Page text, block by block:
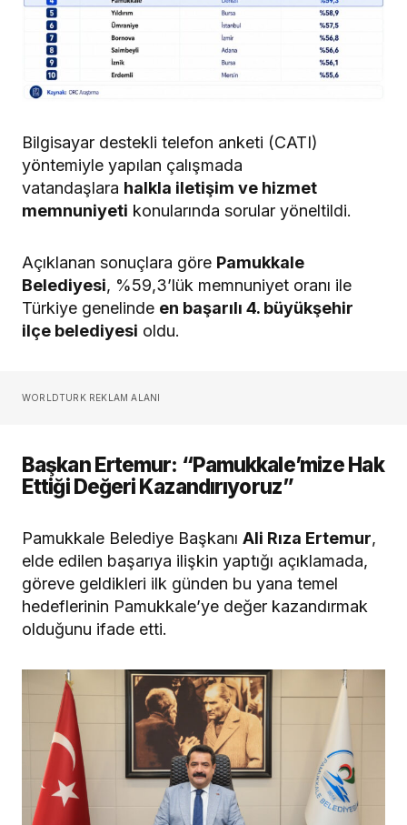
Bilgisayar destekli telefon anketi (CATI)
yöntemiyle yapılan çalışmada
vatandaşlara halkla iletişim ve hizmet
memnuniyeti konularında sorular yöneltildi.
Açıklanan sonuçlara göre Pamukkale
Belediyesi, %59,3’lük memnuniyet oranı ile
Türkiye genelinde en başarılı 4. büyükşehir
ilçe belediyesi oldu.
WORLDTURK REKLAM ALANI
Başkan Ertemur: “Pamukkale’mize Hak
Ettiği Değeri Kazandırıyoruz”
Pamukkale Belediye Başkanı Ali Rıza Ertemur,
elde edilen başarıya ilişkin yaptığı açıklamada,
göreve geldikleri ilk günden bu yana temel
hedeflerinin Pamukkale’ye değer kazandırmak
olduğunu ifade etti.